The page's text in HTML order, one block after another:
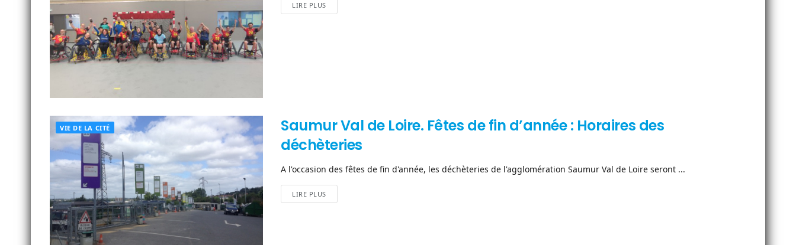
LIRE PLUS
VIE DE LA CITÉ
Saumur Val de Loire. Fêtes de fin d’année : Horaires des
déchèteries
A l'occasion des fêtes de fin d'année, les déchèteries de l'agglomération Saumur Val de Loire seront ...
LIRE PLUS